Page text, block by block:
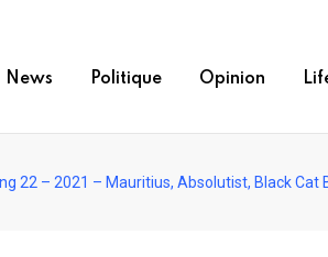
News Politique Opinion
22 – 2021 – Mauritius, Absolutist, Black Cat